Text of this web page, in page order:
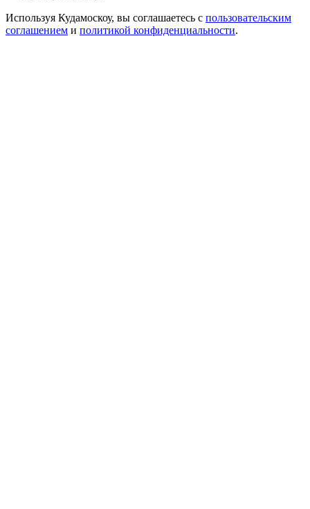
Используя Кудамоскоу, вы соглашаетесь с пользовательским
соглашением и политикой конфиденциальности.